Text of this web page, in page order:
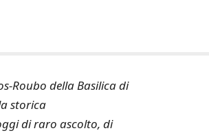
Roubo della Basilica di
storica
di raro ascolto, di